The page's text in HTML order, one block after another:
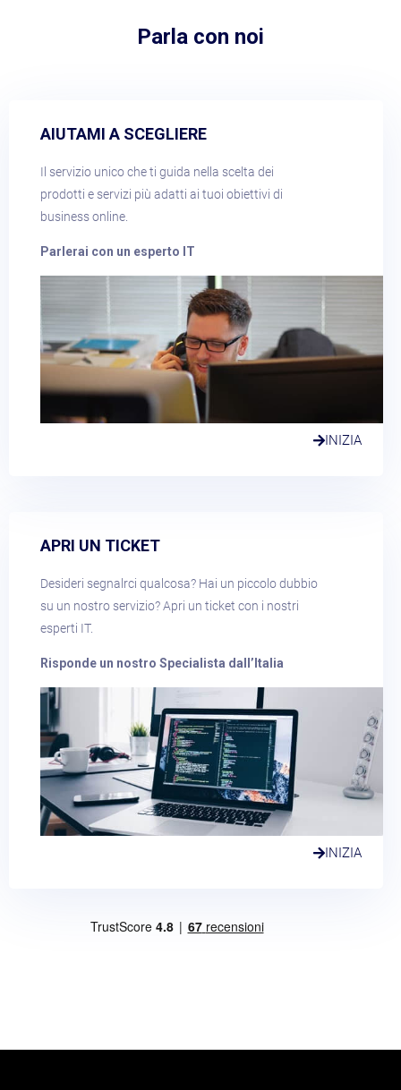
Parla con noi​
AIUTAMI A SCEGLIERE​
Il servizio unico che ti guida nella scelta dei
prodotti e servizi più adatti ai tuoi obiettivi di
business online.
Parlerai con un esperto IT
INIZIA
APRI UN TICKET​
Desideri segnalrci qualcosa? Hai un piccolo dubbio
su un nostro servizio? Apri un ticket con i nostri
esperti IT.
Risponde un nostro Specialista dall’Italia
INIZIA